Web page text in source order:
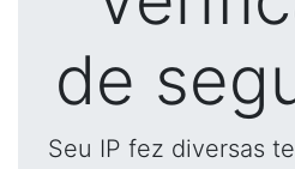
de
Seu IP fez diversas